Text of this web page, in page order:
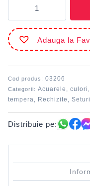
Tempera
6
culori
40
ml
Adauga la
Cod produs: 03206
Categorii: Acuarele, culori ,
tempera, Rechizite ,
Distribuie pe: